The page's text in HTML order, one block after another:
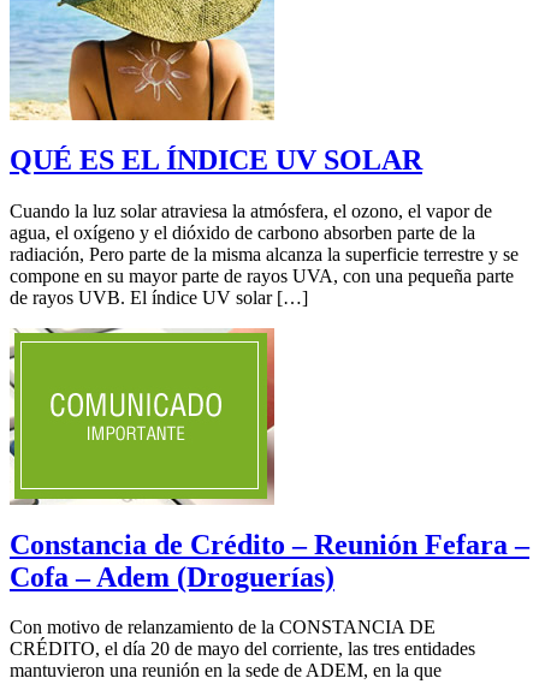
QUÉ ES EL ÍNDICE UV SOLAR
Cuando la luz solar atraviesa la atmósfera, el ozono, el vapor de
agua, el oxígeno y el dióxido de carbono absorben parte de la
radiación, Pero parte de la misma alcanza la superficie terrestre y se
compone en su mayor parte de rayos UVA, con una pequeña parte
de rayos UVB. El índice UV solar […]
Constancia de Crédito – Reunión Fefara –
Cofa – Adem (Droguerías)
Con motivo de relanzamiento de la CONSTANCIA DE
CRÉDITO, el día 20 de mayo del corriente, las tres entidades
mantuvieron una reunión en la sede de ADEM, en la que